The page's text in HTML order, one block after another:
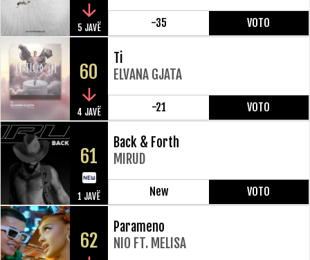
5 JAVË -35 VOTO
60
4 JAVË
Ti
ELVANA GJATA
-21 VOTO
61
1 JAVË
Back & Forth
MIRUD
New VOTO
62
Parameno
NIO FT. MELISA